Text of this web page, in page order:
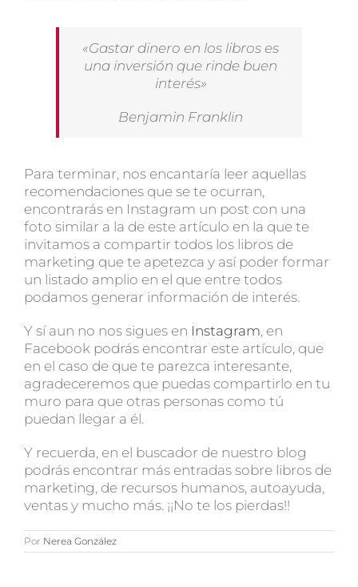
«Gastar dinero en los libros es
una inversión que rinde buen
interés»
Benjamin Franklin
Para terminar, nos encantaría leer aquellas
recomendaciones que se te ocurran,
encontrarás en Instagram un post con una
foto similar a la de este artículo en la que te
invitamos a compartir todos los libros de
marketing que te apetezca y así poder formar
un listado amplio en el que entre todos
podamos generar información de interés.
Y sí aun no nos sigues en Instagram, en
Facebook podrás encontrar este artículo, que
en el caso de que te parezca interesante,
agradeceremos que puedas compartirlo en tu
muro para que otras personas como tú
puedan llegar a él.
Y recuerda, en el buscador de nuestro blog
podrás encontrar más entradas sobre libros de
marketing, de recursos humanos, autoayuda,
ventas y mucho más. ¡¡No te los pierdas!!
Por Nerea González